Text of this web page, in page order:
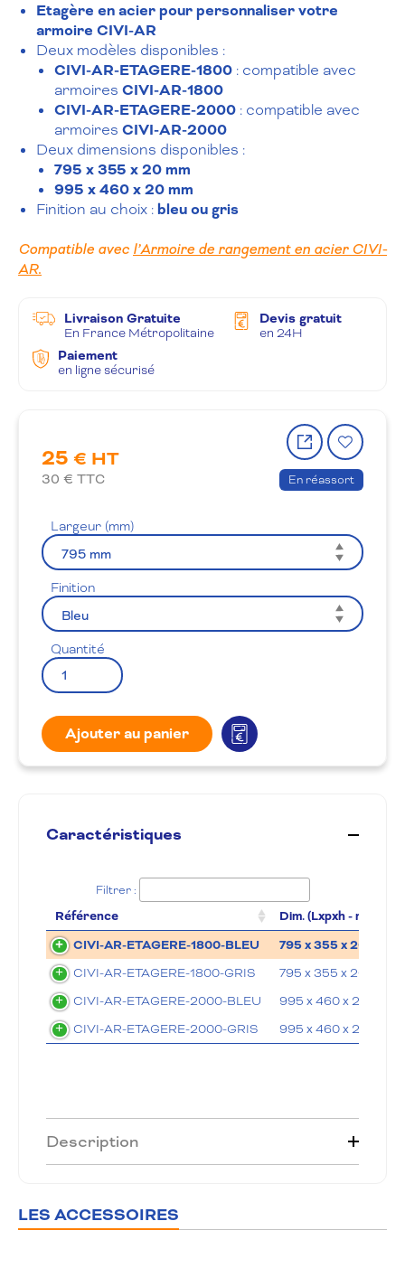
Etagère en acier pour personnaliser votre
armoire CIVI-AR
Deux modèles disponibles :
CIVI-AR-ETAGERE-1800 : compatible avec
armoires CIVI-AR-1800
CIVI-AR-ETAGERE-2000 : compatible avec
armoires CIVI-AR-2000
Deux dimensions disponibles :
795 x 355 x 20 mm
995 x 460 x 20 mm
Finition au choix :bleu ou gris
Compatible avec l’Armoire de rangement en acier CIVI-
AR.
Livraison Gratuite
En France Métropolitaine
Devis gratuit
en 24H
Paiement
en ligne sécurisé
25 € HT
30 € TTC
Partager
le
produit
à
la
En réassort
Largeur (mm)
Finition
Quantité
Ajouter au panier
Caractéristiques
Filtrer :
Référence
Dim. (Lxpxh - mm)
CIVI-AR-ETAGERE-1800-BLEU
795 x 355 x 20 mm
CIVI-AR-ETAGERE-1800-GRIS
795 x 355 x 20 mm
CIVI-AR-ETAGERE-2000-BLEU
995 x 460 x 20 mm
CIVI-AR-ETAGERE-2000-GRIS
995 x 460 x 20 mm
Description
LES ACCESSOIRES